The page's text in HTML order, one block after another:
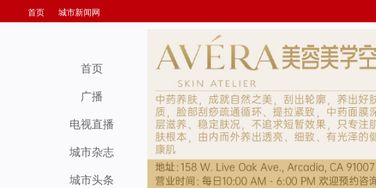
首页 城市新闻网
首页
广播
电视直播
城市杂志
城市头条